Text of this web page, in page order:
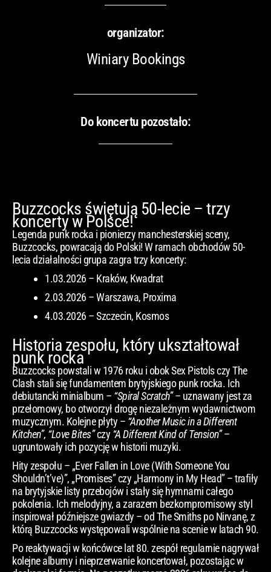
organizator:
Winiary Bookings
Do koncertu pozostało:
Buzzcocks świętują 50-lecie – trzy
koncerty w Polsce!
Legenda punk rocka i pionierzy manchesterskiej sceny,
Buzzcocks, powracają do Polski! W ramach obchodów 50-
lecia działalności grupa zagra trzy koncerty:
1.03.2026 – Kraków, Kwadrat
2.03.2026 – Warszawa, Proxima
4.03.2026 – Szczecin, Kosmos
Historia zespołu, który ukształtował
punk rocka
Buzzcocks powstali w 1976 roku i obok Sex Pistols czy The
Clash stali się fundamentem brytyjskiego punk rocka. Ich
debiutancki minialbum – “Spiral Scratch”– uznawany jest za
przełomowy, bo otworzył drogę niezależnym wydawnictwom
muzycznym. Kolejne płyty – “Another Music in a Different
Kitchen”, “Love Bites”czy “A Different Kind of Tension”–
ugruntowały ich pozycję w historii muzyki.
Hity zespołu – „Ever Fallen in Love (With Someone You
Shouldn’t’ve)”, „Promises” czy „Harmony in My Head” – trafiły
na brytyjskie listy przebojów i stały się hymnami całego
pokolenia. Ich melodyjny, a zarazem bezkompromisowy styl
inspirował późniejsze gwiazdy – od The Smiths po Nirvanę, z
którą Buzzcocks występowali wspólnie na scenie w latach 90.
Po reaktywacji w końcówce lat 80. zespół regularnie nagrywał
kolejne albumy i nieprzerwanie koncertował, pozostając w